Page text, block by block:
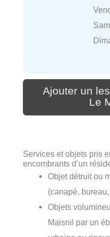
Ajouter un
Le
Services et objets pris
encombrants d’un
Objet détruit ou
(canapé,
Objets
Maisnil par un